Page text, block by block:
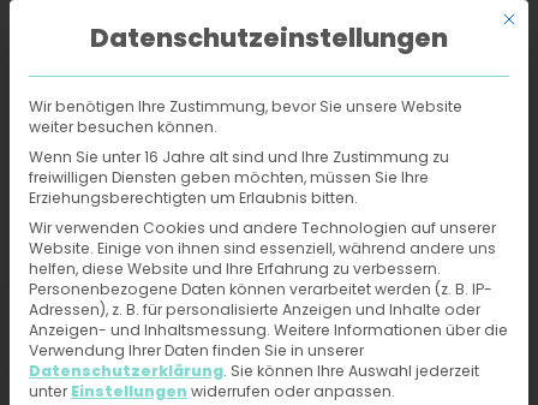
Online-Hautarzt›Behandlungen
Melasma - Behandlung
und Diagnose vom
Online-Hautarzt
erhalten
Mit
Datenschutzeinstellungen
Wir benötigen Ihre Zustimmung, bevor Sie unsere Website
weiter besuchen können.
Wenn Sie unter 16 Jahre alt sind und Ihre Zustimmung zu
freiwilligen Diensten geben möchten, müssen Sie Ihre
Erziehungsberechtigten um Erlaubnis bitten.
Wir verwenden Cookies und andere Technologien auf unserer
Website. Einige von ihnen sind essenziell, während andere uns
helfen, diese Website und Ihre Erfahrung zu verbessern.
Personenbezogene Daten können verarbeitet werden (z. B. IP-
Adressen), z. B. für personalisierte Anzeigen und Inhalte oder
Anzeigen- und Inhaltsmessung. Weitere Informationen über die
Verwendung Ihrer Daten finden Sie in unserer
Datenschutzerklärung. Sie können Ihre Auswahl jederzeit
unterEinstellungen widerrufen oder anpassen.